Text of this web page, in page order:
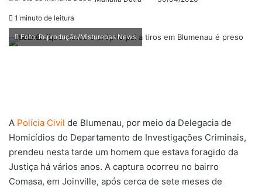
1 minuto de leitura
Foto: Reprodução/Misturebas News
A Polícia Civil de Blumenau, por meio da Delegacia de
Homicídios do Departamento de Investigações Criminais,
prendeu nesta tarde um homem que estava foragido da
Justiça há vários anos. A captura ocorreu no bairro
Comasa, em Joinville, após cerca de sete meses de